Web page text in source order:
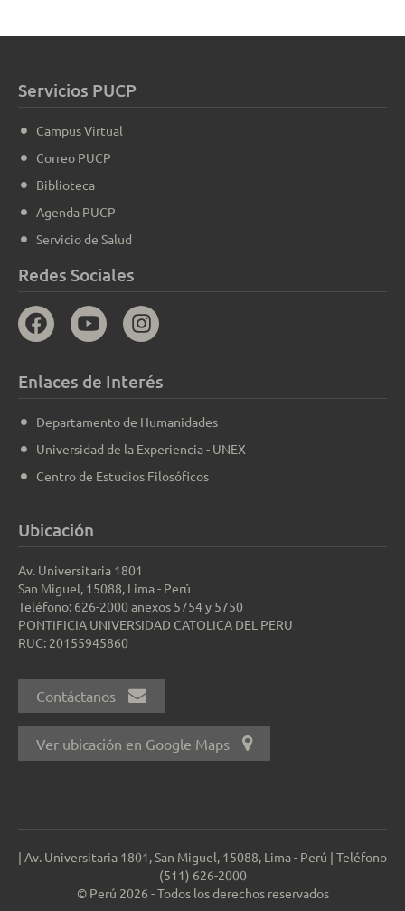
Servicios PUCP
Campus Virtual
Correo PUCP
Biblioteca
Agenda PUCP
Servicio de Salud
Redes Sociales
Enlaces de Interés
Departamento de Humanidades
Universidad de la Experiencia - UNEX
Centro de Estudios Filosóficos
Ubicación
Av. Universitaria 1801
San Miguel, 15088, Lima - Perú
Teléfono: 626-2000 anexos 5754 y 5750
PONTIFICIA UNIVERSIDAD CATOLICA DEL PERU
RUC: 20155945860
Contáctanos
Ver ubicación en Google Maps
| Av. Universitaria 1801, San Miguel, 15088, Lima - Perú | Teléfono
(511) 626-2000
© Perú 2026 - Todos los derechos reservados